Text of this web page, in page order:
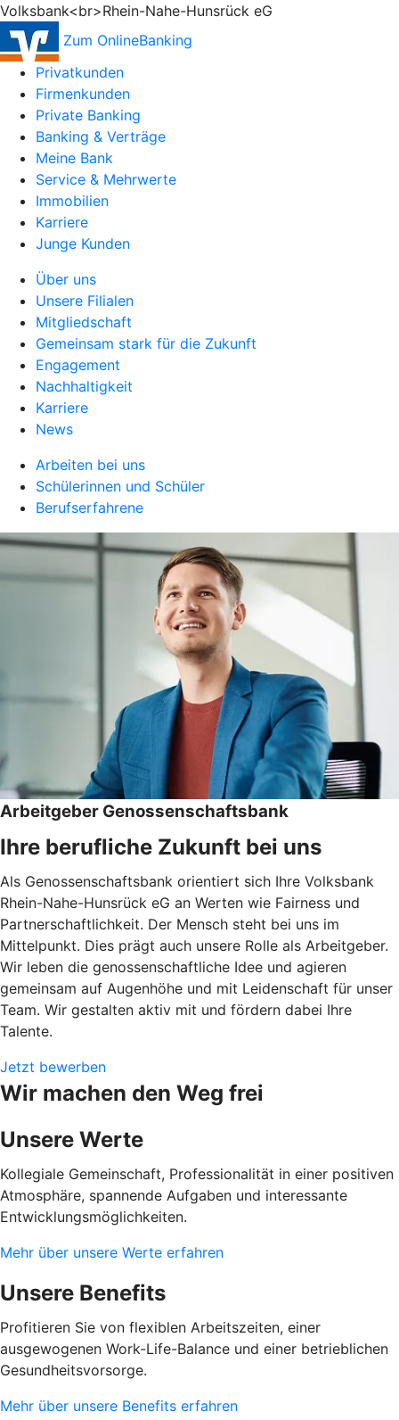
Volksbank<br>Rhein-Nahe-Hunsrück eG
Zum OnlineBanking
Privatkunden
Firmenkunden
Private Banking
Banking & Verträge
Meine Bank
Service & Mehrwerte
Immobilien
Karriere
Junge Kunden
Über uns
Unsere Filialen
Mitgliedschaft
Gemeinsam stark für die Zukunft
Engagement
Nachhaltigkeit
Karriere
News
Arbeiten bei uns
Schülerinnen und Schüler
Berufserfahrene
Arbeitgeber Genossenschaftsbank
Ihre berufliche Zukunft bei uns
Als Genossenschaftsbank orientiert sich Ihre Volksbank
Rhein-Nahe-Hunsrück eG an Werten wie Fairness und
Partnerschaftlichkeit. Der Mensch steht bei uns im
Mittelpunkt. Dies prägt auch unsere Rolle als Arbeitgeber.
Wir leben die genossenschaftliche Idee und agieren
gemeinsam auf Augenhöhe und mit Leidenschaft für unser
Team. Wir gestalten aktiv mit und fördern dabei Ihre
Talente.
Jetzt bewerben
Wir machen den Weg frei
Unsere Werte
Kollegiale Gemeinschaft, Professionalität in einer positiven
Atmosphäre, spannende Aufgaben und interessante
Entwicklungsmöglichkeiten.
Mehr über unsere Werte erfahren
Unsere Benefits
Profitieren Sie von flexiblen Arbeitszeiten, einer
ausgewogenen Work-Life-Balance und einer betrieblichen
Gesundheitsvorsorge.
Mehr über unsere Benefits erfahren